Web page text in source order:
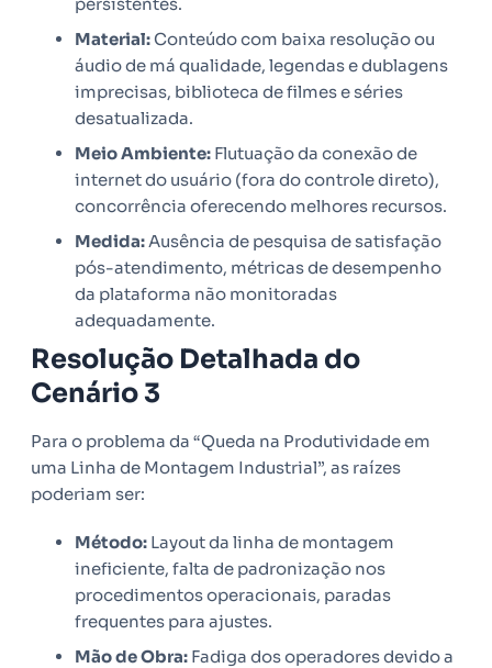
Material:Conteúdo com baixa resolução ou
áudio de má qualidade, legendas e dublagens
imprecisas, biblioteca de filmes e séries
desatualizada.
Meio Ambiente: Flutuação da conexão de
internet do usuário (fora do controle direto),
concorrência oferecendo melhores recursos.
Medida:Ausência de pesquisa de satisfação
pós-atendimento, métricas de desempenho
da plataforma não monitoradas
adequadamente.
Resolução Detalhada do
Cenário 3
Para o problema da “Queda na Produtividade em
uma Linha de Montagem Industrial”, as raízes
poderiam ser:
Método: Layout da linha de montagem
ineficiente, falta de padronização nos
procedimentos operacionais, paradas
frequentes para ajustes.
Mão de Obra: Fadiga dos operadores devido a